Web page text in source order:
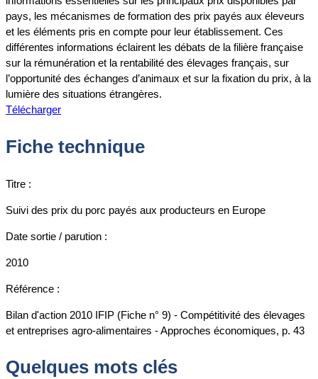
pays, les mécanismes de formation des prix payés aux éleveurs
et les éléments pris en compte pour leur établissement. Ces
différentes informations éclairent les débats de la filière française
sur la rémunération et la rentabilité des élevages français, sur
l’opportunité des échanges d’animaux et sur la fixation du prix, à la
lumière des situations étrangères.
Télécharger
Fiche technique
Titre :
Suivi des prix du porc payés aux producteurs en Europe
Date sortie / parution :
2010
Référence :
Bilan d'action 2010 IFIP (Fiche n° 9) - Compétitivité des élevages
et entreprises agro-alimentaires - Approches économiques, p. 43
Quelques mots clés